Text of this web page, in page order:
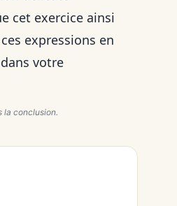
cet exercice ainsi
expressions en
votre
la conclusion.